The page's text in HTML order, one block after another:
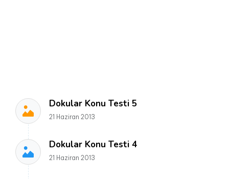
Dokular Konu Testi 5
21 Haziran 2013
Dokular Konu Testi 4
21 Haziran 2013